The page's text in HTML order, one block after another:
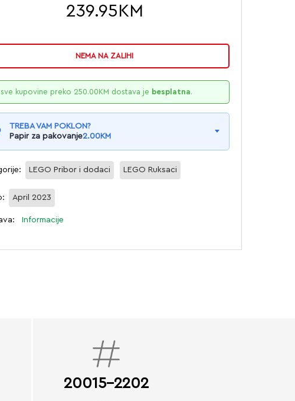
239.95 KM
NEMA NA ZALIHI
kupovine preko 250.00KM dostava je besplatna.
TREBA VAM POKLON?
Papir za pakovanje2.00KM
LEGO Pribor i dodaci LEGO Ruksaci
April 2023
Informacije
20015-2202